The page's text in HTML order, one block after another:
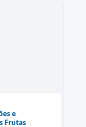
e
Frutas